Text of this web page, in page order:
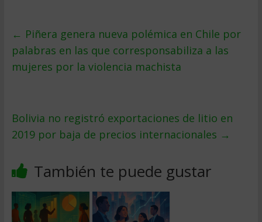
← Piñera genera nueva polémica en Chile por
palabras en las que corresponsabiliza a las
mujeres por la violencia machista
Bolivia no registró exportaciones de litio en
2019 por baja de precios internacionales →
También te puede gustar